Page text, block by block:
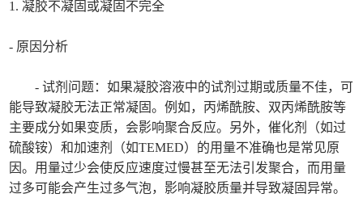
1. 凝胶不凝固或凝固不完全
- 原因分析
- 试剂问题：如果凝胶溶液中的试剂过期或质量不佳，可
能导致凝胶无法正常凝固。例如，丙烯酰胺、双丙烯酰胺等
主要成分如果变质，会影响聚合反应。另外，催化剂（如过
硫酸铵）和加速剂（如TEMED）的用量不准确也是常见原
因。用量过少会使反应速度过慢甚至无法引发聚合，而用量
过多可能会产生过多气泡，影响凝胶质量并导致凝固异常。